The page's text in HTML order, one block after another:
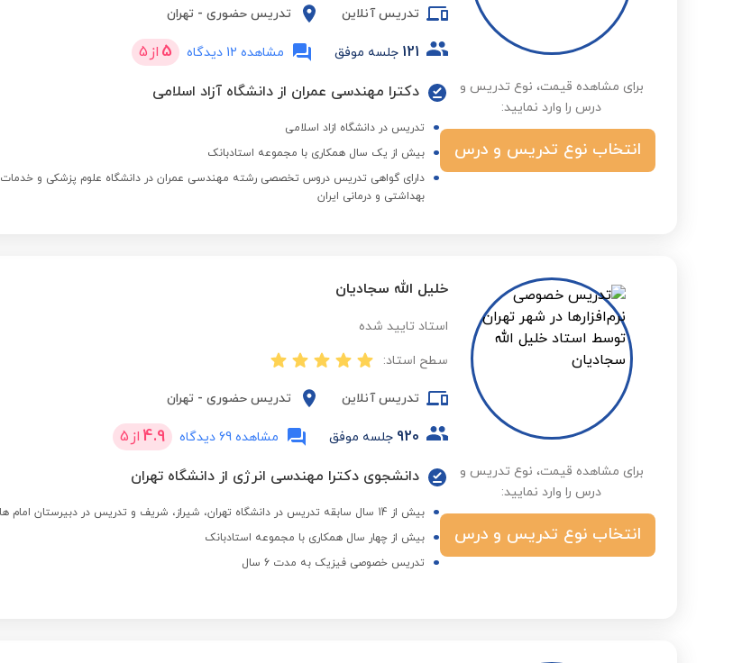
برای مشاهده قیمت، نوع تدریس و
درس را وارد نمایید:
انتخاب نوع تدریس و درس
تدریس آنلاین تدریس حضوری - تهران
121 جلسه موفق مشاهده 12 دیدگاه 5 از 5
دکترا مهندسی عمران از دانشگاه آزاد اسلامی
تدریس در دانشگاه ازاد اسلامی
بیش از یک سال همکاری با مجموعه استادبانک
دارای گواهی تدریس دروس تخصصی رشته مهندسی عمران در دانشگاه علوم پزشکی و خدمات
بهداشتی و درمانی ایران
برای مشاهده قیمت، نوع تدریس و
درس را وارد نمایید:
انتخاب نوع تدریس و درس
خلیل الله سجادیان
استاد تایید شده
سطح استاد:
تدریس آنلاین تدریس حضوری - تهران
920 جلسه موفق مشاهده 69 دیدگاه 4.9 از 5
دانشجوی دکترا مهندسی انرژی از دانشگاه تهران
بیش از 14 سال سابقه تدریس در دانشگاه تهران، شیراز، شریف و تدریس در دبیرستان امام هادی
بیش از چهار سال همکاری با مجموعه استادبانک
تدریس خصوصی فیزیک به مدت 6 سال